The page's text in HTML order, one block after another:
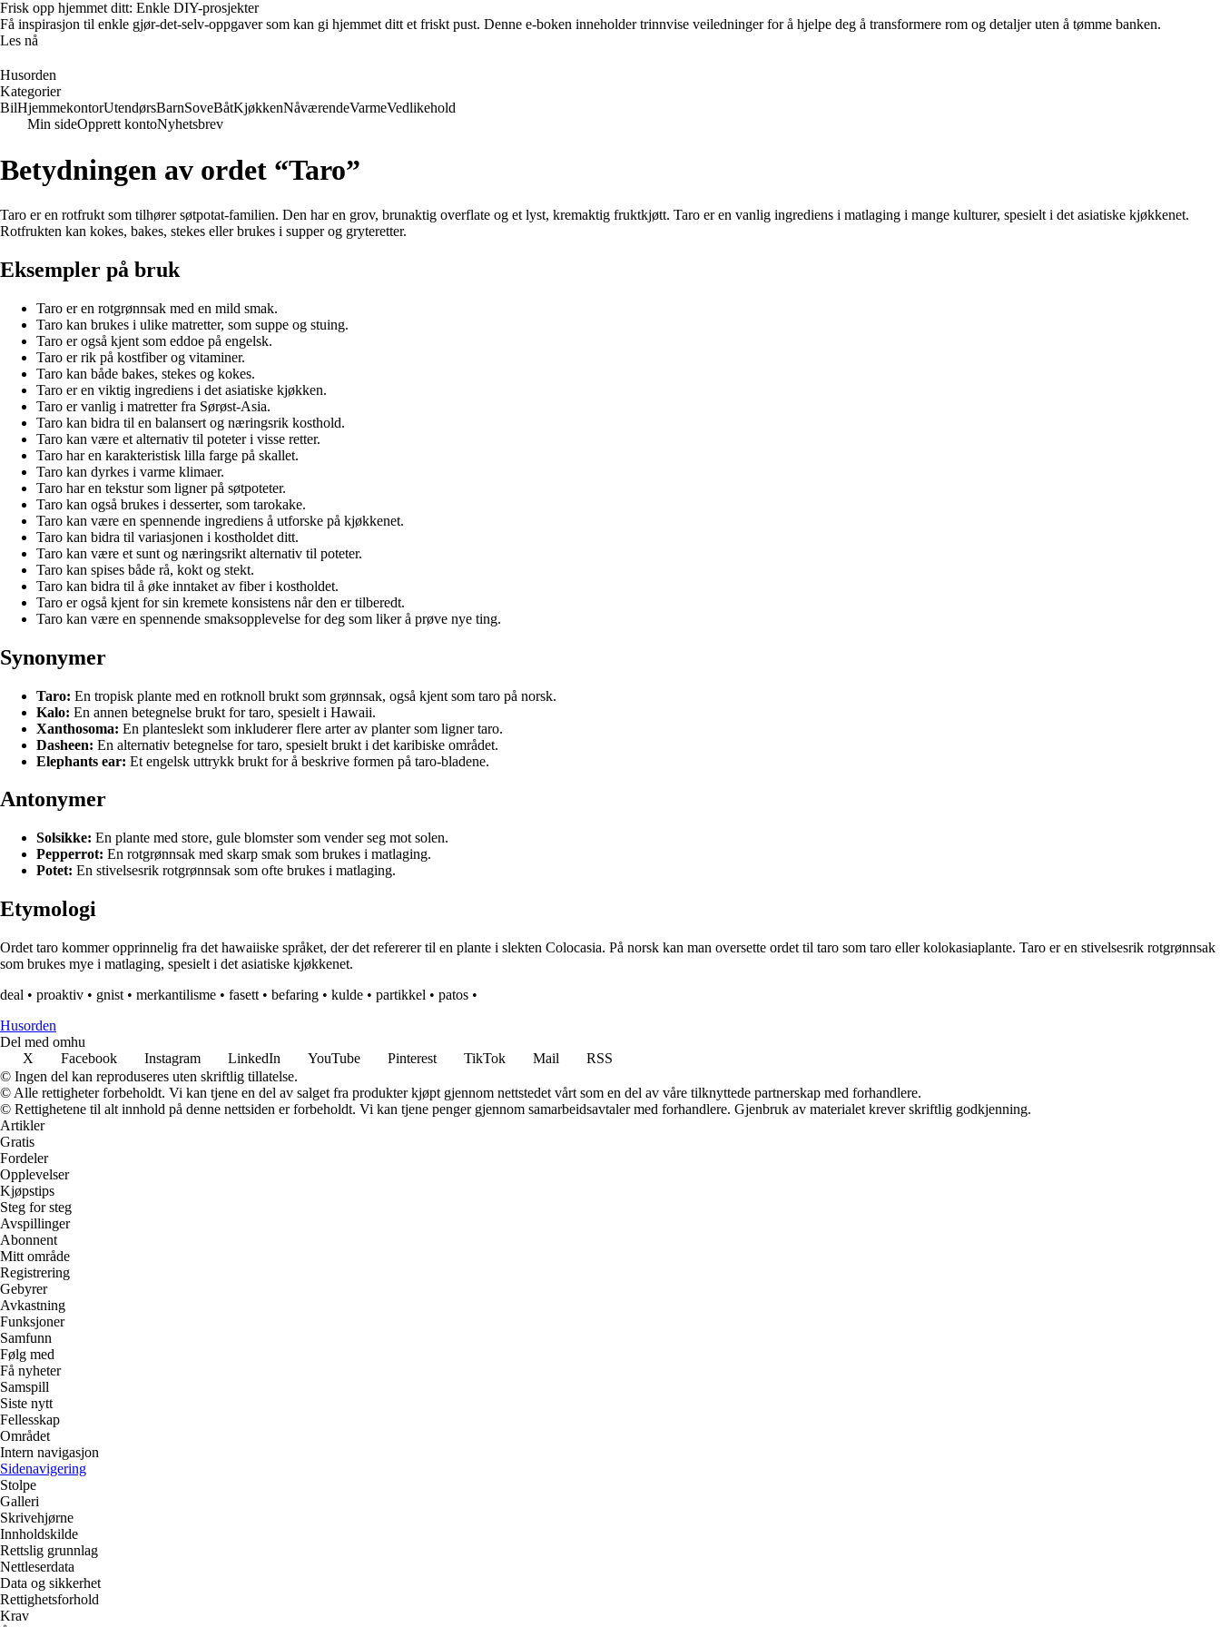
Frisk opp hjemmet ditt: Enkle DIY-prosjekter
Få inspirasjon til enkle gjør-det-selv-oppgaver som kan gi hjemmet ditt et friskt pust. Denne e-boken inneholder trinnvise veiledninger for å hjelpe deg å transformere rom og detaljer uten å tømme banken.
Les nå
Husorden
Kategorier
BilHjemmekontorUtendørsBarnSoveBåtKjøkkenNåværendeVarmeVedlikehold
Min sideOpprett kontoNyhetsbrev
Betydningen av ordet “Taro”
Taro er en rotfrukt som tilhører søtpotat-familien. Den har en grov, brunaktig overflate og et lyst, kremaktig fruktkjøtt. Taro er en vanlig ingrediens i matlaging i mange kulturer, spesielt i det asiatiske kjøkkenet.
Rotfrukten kan kokes, bakes, stekes eller brukes i supper og gryteretter.
Eksempler på bruk
Taro er en rotgrønnsak med en mild smak.
Taro kan brukes i ulike matretter, som suppe og stuing.
Taro er også kjent som eddoe på engelsk.
Taro er rik på kostfiber og vitaminer.
Taro kan både bakes, stekes og kokes.
Taro er en viktig ingrediens i det asiatiske kjøkken.
Taro er vanlig i matretter fra Sørøst-Asia.
Taro kan bidra til en balansert og næringsrik kosthold.
Taro kan være et alternativ til poteter i visse retter.
Taro har en karakteristisk lilla farge på skallet.
Taro kan dyrkes i varme klimaer.
Taro har en tekstur som ligner på søtpoteter.
Taro kan også brukes i desserter, som tarokake.
Taro kan være en spennende ingrediens å utforske på kjøkkenet.
Taro kan bidra til variasjonen i kostholdet ditt.
Taro kan være et sunt og næringsrikt alternativ til poteter.
Taro kan spises både rå, kokt og stekt.
Taro kan bidra til å øke inntaket av fiber i kostholdet.
Taro er også kjent for sin kremete konsistens når den er tilberedt.
Taro kan være en spennende smaksopplevelse for deg som liker å prøve nye ting.
Synonymer
Taro: En tropisk plante med en rotknoll brukt som grønnsak, også kjent som taro på norsk.
Kalo: En annen betegnelse brukt for taro, spesielt i Hawaii.
Xanthosoma: En planteslekt som inkluderer flere arter av planter som ligner taro.
Dasheen: En alternativ betegnelse for taro, spesielt brukt i det karibiske området.
Elephants ear: Et engelsk uttrykk brukt for å beskrive formen på taro-bladene.
Antonymer
Solsikke: En plante med store, gule blomster som vender seg mot solen.
Pepperrot: En rotgrønnsak med skarp smak som brukes i matlaging.
Potet: En stivelsesrik rotgrønnsak som ofte brukes i matlaging.
Etymologi
Ordet taro kommer opprinnelig fra det hawaiiske språket, der det refererer til en plante i slekten Colocasia. På norsk kan man oversette ordet til taro som taro eller kolokasiaplante. Taro er en stivelsesrik rotgrønnsak
som brukes mye i matlaging, spesielt i det asiatiske kjøkkenet.
deal • proaktiv • gnist • merkantilisme • fasett • befaring • kulde • partikkel • patos •
Husorden
Del med omhu
X
Facebook Instagram LinkedIn YouTube Pinterest TikTok Mail
RSS
© Ingen del kan reproduseres uten skriftlig tillatelse.
© Alle rettigheter forbeholdt. Vi kan tjene en del av salget fra produkter kjøpt gjennom nettstedet vårt som en del av våre tilknyttede partnerskap med forhandlere.
© Rettighetene til alt innhold på denne nettsiden er forbeholdt. Vi kan tjene penger gjennom samarbeidsavtaler med forhandlere. Gjenbruk av materialet krever skriftlig godkjenning.
Artikler
Gratis
Fordeler
Opplevelser
Kjøpstips
Steg for steg
Avspillinger
Abonnent
Mitt område
Registrering
Gebyrer
Avkastning
Funksjoner
Samfunn
Følg med
Få nyheter
Samspill
Siste nytt
Fellesskap
Området
Intern navigasjon
Sidenavigering
Stolpe
Galleri
Skrivehjørne
Innholdskilde
Rettslig grunnlag
Nettleserdata
Data og sikkerhet
Rettighetsforhold
Krav